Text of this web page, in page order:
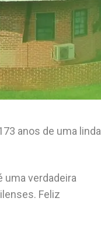
anos de uma linda
uma verdadeira
Feliz